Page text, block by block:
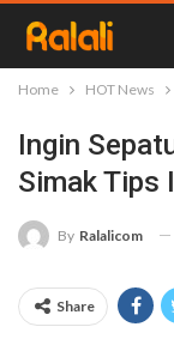
Home HOT News
Ingin
Simak Tips
By Ralalicom
Share